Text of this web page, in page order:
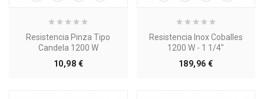
Resistencia Pinza Tipo
Candela 1200 W
10,98 €Precio
Resistencia Inox Coballes
1200 W - 1 1/4"
189,96 €Precio